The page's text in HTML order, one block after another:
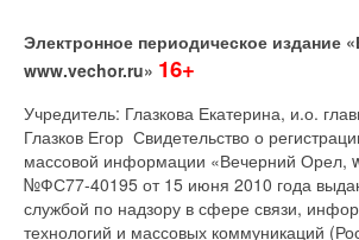
Электронное периодическое издание
www.vechor.ru» 16+
Учредитель: Глазкова Екатерина, и.о.
Глазков Егор Свидетельство о
массовой информации «Вечерний Орел,
№ФС77-40195 от 15 июня 2010 года
службой по надзору в сфере связи,
технологий и массовых коммуникаций